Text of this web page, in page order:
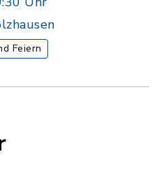
Feiern